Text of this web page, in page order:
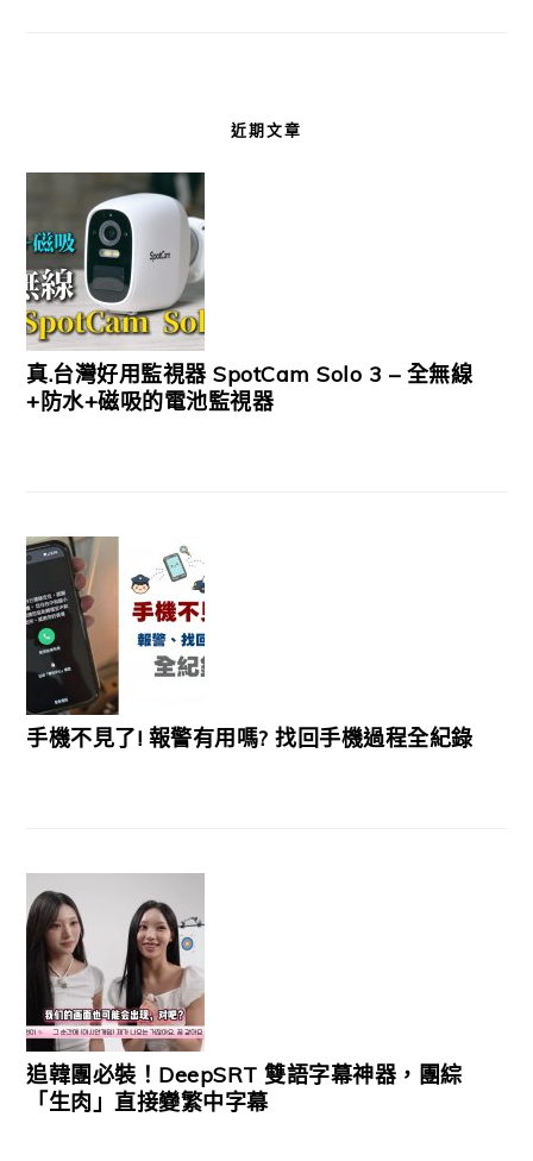
近期文章
真.台灣好用監視器 SpotCam Solo 3 – 全無線
+防水+磁吸的電池監視器
手機不見了! 報警有用嗎? 找回手機過程全紀錄
追韓團必裝！DeepSRT 雙語字幕神器，團綜
「生肉」直接變繁中字幕